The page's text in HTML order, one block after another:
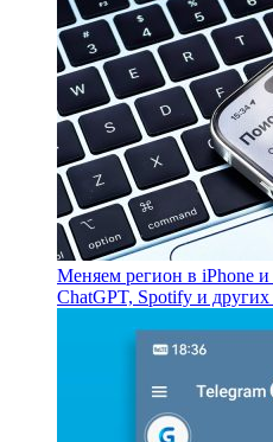
Меняем регион в iPhone и
ChatGPT, Spotify и